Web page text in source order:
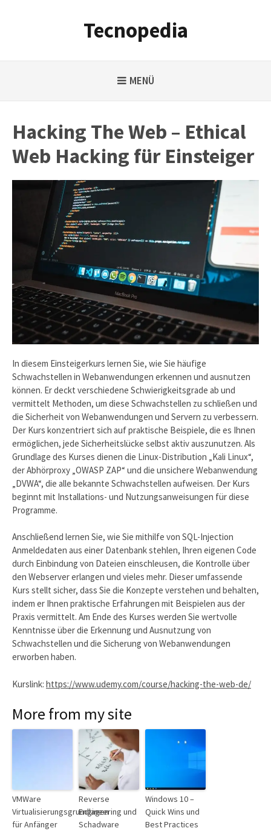
Tecnopedia
MENÜ
Hacking The Web – Ethical
Web Hacking für Einsteiger
In diesem Einsteigerkurs lernen Sie, wie Sie häufige
Schwachstellen in Webanwendungen erkennen und ausnutzen
können. Er deckt verschiedene Schwierigkeitsgrade ab und
vermittelt Methoden, um diese Schwachstellen zu schließen und
die Sicherheit von Webanwendungen und Servern zu verbessern.
Der Kurs konzentriert sich auf praktische Beispiele, die es Ihnen
ermöglichen, jede Sicherheitslücke selbst aktiv auszunutzen. Als
Grundlage des Kurses dienen die Linux-Distribution „Kali Linux“,
der Abhörproxy „OWASP ZAP“ und die unsichere Webanwendung
„DVWA“, die alle bekannte Schwachstellen aufweisen. Der Kurs
beginnt mit Installations- und Nutzungsanweisungen für diese
Programme.
Anschließend lernen Sie, wie Sie mithilfe von SQL-Injection
Anmeldedaten aus einer Datenbank stehlen, Ihren eigenen Code
durch Einbindung von Dateien einschleusen, die Kontrolle über
den Webserver erlangen und vieles mehr. Dieser umfassende
Kurs stellt sicher, dass Sie die Konzepte verstehen und behalten,
indem er Ihnen praktische Erfahrungen mit Beispielen aus der
Praxis vermittelt. Am Ende des Kurses werden Sie wertvolle
Kenntnisse über die Erkennung und Ausnutzung von
Schwachstellen und die Sicherung von Webanwendungen
erworben haben.
Kurslink: https://www.udemy.com/course/hacking-the-web-de/
More from my site
VMWare
Virtualisierungsgrundlagen
für Anfänger
Reverse
Engineering und
Schadware
Windows 10 –
Quick Wins und
Best Practices